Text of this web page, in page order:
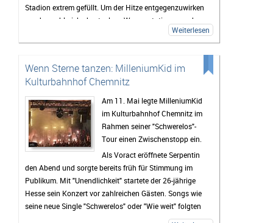
Stadion extrem gefüllt. Um der Hitze entgegenzuwirken
wurden zahlreiche kostenlose Wasserstationen und -
sprinkler installiert, Rettungsdecken ausgegeben und
das Wasser an den Verkaufsständen um 20% reduziert.
zahlreichen Rettungskräfte direkt vor Ort.
Als erster Voract startete der Rapper
welcher mit Sommerkleid und Wassereis die passende
musikalische Untermalung für den sich langsam
nähernden und damit Abkühlung versprechenden
Sonnenuntergang lieferte. Mit seinen 17 Jahren und
seinem FeaturegastKid Kapri
konnte er die Fans, die
sich schon nachmittags in die Stadionsonne trauten,
begeistern.
Der zweite Programmpunkt des OpenAir-Abends wurde
das Publikum vonBlonddurch ihre Hits zum mitsingen
und mittanzen bewegt, was schon zeigte, dass sich
Weiterlesen
Wenn Sterne tanzen: MilleniumKid im
Kulturbahnhof Chemnitz
Am 11. Mai legte MilleniumKid
im Kulturbahnhof Chemnitz im
Rahmen seiner "Schwerelos"-
Tour einen Zwischenstopp ein.
Als Voract eröffnete Serpentin
den Abend und sorgte bereits früh für Stimmung im
Publikum. Mit "Unendlichkeit" startete der 26-jährige
Hesse sein Konzert vor zahlreichen Gästen. Songs wie
seine neue Single "Schwerelos" oder "Wie weit" folgten
und sorgten für echte Gefühle auf der Bühne. Auch der